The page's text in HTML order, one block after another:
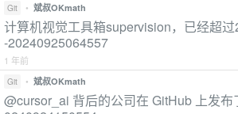
Git • 斌叔OKmath
计算机视觉工具箱supervision，已经超
-20240925064557
1 年前
Git • 斌叔OKmath
@cursor_ai 背后的公司在 GitHub 上发布